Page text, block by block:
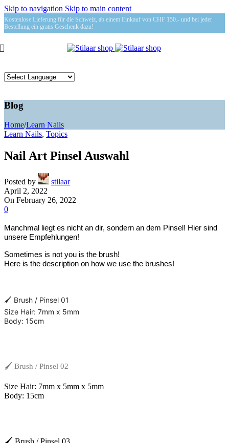
Skip to navigation Skip to main content
Kostenlose Lieferung für die Schweiz, ab einem Einkauf von CHF 150.- und bei jeder
Bestellung ein gratis Geschenk dazu!
Blog
Home/Learn Nails
Learn Nails, Topics
Nail Art Pinsel Auswahl
Posted by
stilaar
April 2, 2022
On February 26, 2022
0
Manchmal liegt es nicht an dir, sondern an dem Pinsel! Hier sind
unsere Empfehlungen!
Sometimes is not you is the brush!
Here is the description on how we use the brushes!
🖌 Brush / Pinsel 01
Size Hair: 7mm x 5mm
Body: 15cm
🖌 Brush / Pinsel 02
Size Hair: 7mm x 5mm x 5mm
Body: 15cm